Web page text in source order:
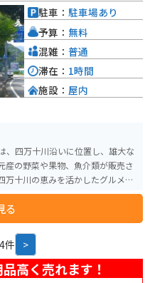
、四万十川沿いに位置し、雄大な
万十川の恵みを活かしたグルメも
焼きなどが味わえます。 特に、
、窓から四万十川の絶景を眺め
ます。 広々とした駐車場があ
心してバイクを停めることがで
ば、風を感じながら雄大な自然を
る
駐車： 駐車場あり
予算： 無料
混雑： 普通
滞在： 1時間
施設： 屋内
件 >
高く売れます！